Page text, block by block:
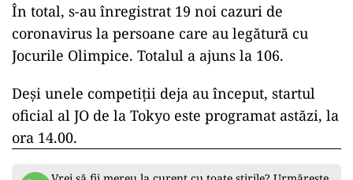
În total, s-au înregistrat 19 noi cazuri de
coronavirus la persoane care au legătură cu
Jocurile Olimpice. Totalul a ajuns la 106.